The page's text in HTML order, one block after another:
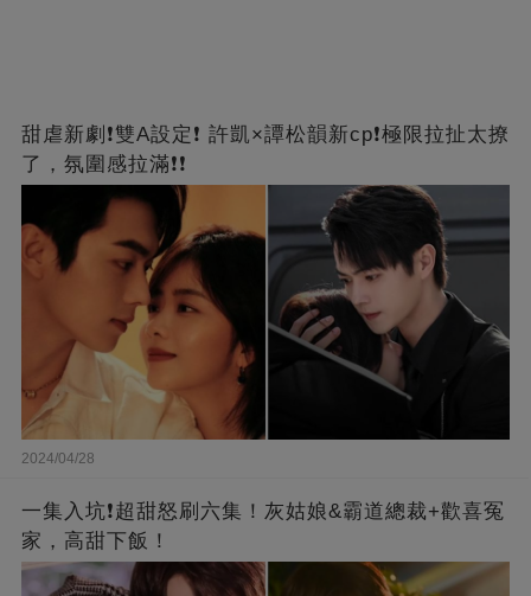
甜虐新劇❗雙A設定❗ 許凱×譚松韻新cp❗️極限拉扯太撩
了，氛圍感拉滿❗❗
2024/04/28
一集入坑❗超甜怒刷六集！灰姑娘&霸道總裁+歡喜冤
家，高甜下飯！